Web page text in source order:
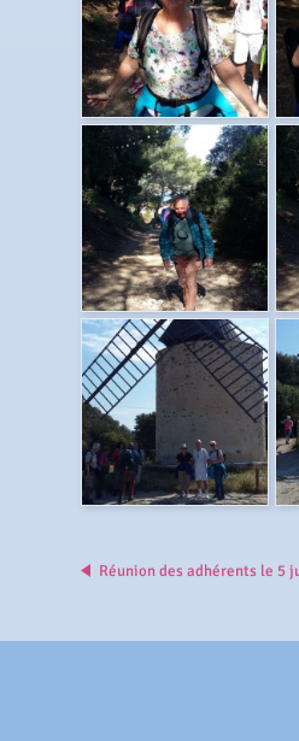
Réunion des adhérents le